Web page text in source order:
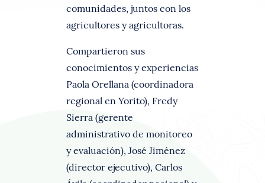
comunidades, juntos con los
agricultores y agricultoras.
Compartieron sus
conocimientos y experiencias
Paola Orellana (coordinadora
regional en Yorito), Fredy
Sierra (gerente
administrativo de monitoreo
y evaluación), José Jiménez
(director ejecutivo), Carlos